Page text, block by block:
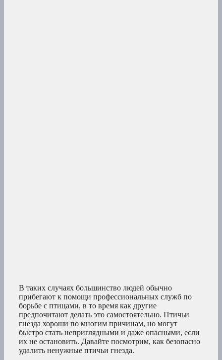
В таких случаях большинство людей обычно
прибегают к помощи профессиональных служб по
борьбе с птицами, в то время как другие
предпочитают делать это самостоятельно. Птичьи
гнезда хороши по многим причинам, но могут
быстро стать неприглядными и даже опасными, если
их не остановить. Давайте посмотрим, как безопасно
удалить ненужные птичьи гнезда.